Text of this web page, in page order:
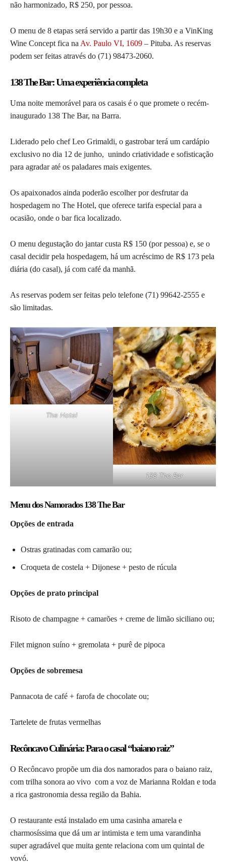
não harmonizado, R$ 250, por pessoa.
O menu de 8 etapas será servido a partir das 19h30 e a VinKing
Wine Concept fica na Av. Paulo VI, 1609 – Pituba. As reservas
podem ser feitas através do (71) 98473-2060.
138 The Bar: Uma experiência completa
Uma noite memorável para os casais é o que promete o recém-
inaugurado 138 The Bar, na Barra.
Liderado pelo chef Leo Grimaldi, o gastrobar terá um cardápio
exclusivo no dia 12 de junho, unindo criatividade e sofisticação
para agradar até os paladares mais exigentes.
Os apaixonados ainda poderão escolher por desfrutar da
hospedagem no The Hotel, que oferece tarifa especial para a
ocasião, onde o bar fica localizado.
O menu degustação do jantar custa R$ 150 (por pessoa) e, se o
casal decidir pela hospedagem, há um acréscimo de R$ 173 pela
diária (do casal), já com café da manhã.
As reservas podem ser feitas pelo telefone (71) 99642-2555 e
são limitadas.
The Hotel
138 The Bar
Menu dos Namorados 138 The Bar
Opções de entrada
Ostras gratinadas com camarão ou;
Croqueta de costela + Dijonese + pesto de rúcula
Opções de prato principal
Risoto de champagne + camarões + creme de limão siciliano ou;
Filet mignon suíno + gremolata + purê de pipoca
Opções de sobremesa
Pannacota de café + farofa de chocolate ou;
Tartelete de frutas vermelhas
Recôncavo Culinária: Para o casal “baiano raiz”
O Recôncavo propõe um dia dos namorados para o baiano raiz,
com trilha sonora ao vivo com a voz de Marianna Roldan e toda
a rica gastronomia dessa região da Bahia.
O restaurante está instalado em uma casinha amarela e
charmosíssima que dá um ar intimista e tem uma varandinha
super agradável que muita gente relaciona com um quintal de
vovó.